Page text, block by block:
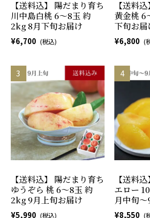
【送料込】 陽だまり育ち
川中島白桃 6～8玉 約
2kg 8月下旬お届け
6,700
【送料
黄金桃 6
下旬お届
6,800
【送料込】 陽だまり育ち
ゆうぞら 桃 6～8玉 約
2kg 9月上旬お届け
5,990
【送料
エロー
月中旬
8,550